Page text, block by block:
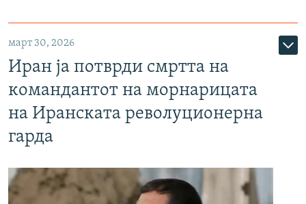
март 30, 2026
Иран ја потврди смртта на
командантот на морнарицата
на Иранската револуционерна
гарда